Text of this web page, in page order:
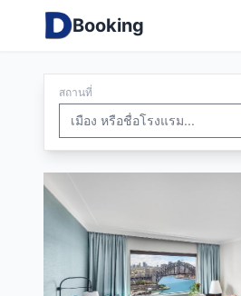
Booking
สถานที่